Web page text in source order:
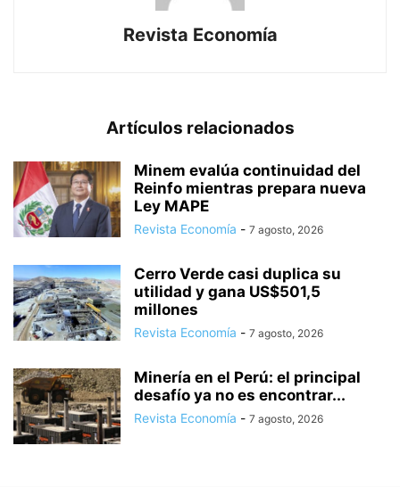
Revista Economía
Artículos relacionados
Minem evalúa continuidad del
Reinfo mientras prepara nueva
Ley MAPE
Revista Economía - 7 agosto, 2026
Cerro Verde casi duplica su
utilidad y gana US$501,5
millones
Revista Economía - 7 agosto, 2026
Minería en el Perú: el principal
desafío ya no es encontrar...
Revista Economía - 7 agosto, 2026